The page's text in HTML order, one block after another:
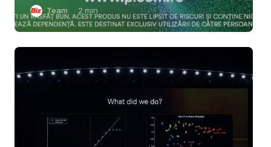
Team 2 min